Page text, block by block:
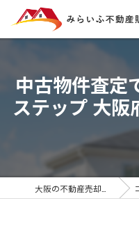
中古物件査定
ステップ 大阪